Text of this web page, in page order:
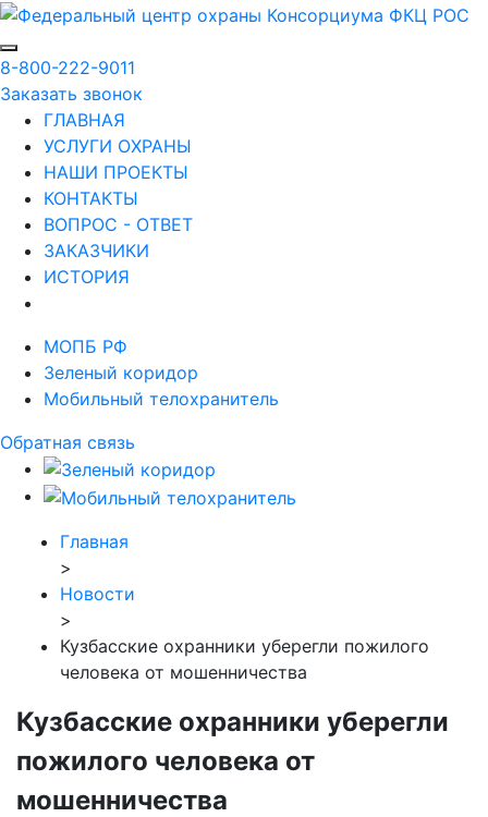
8-800-222-9011
Заказать звонок
ГЛАВНАЯ
УСЛУГИ ОХРАНЫ
НАШИ ПРОЕКТЫ
КОНТАКТЫ
ВОПРОС - ОТВЕТ
ЗАКАЗЧИКИ
ИСТОРИЯ
МОПБ РФ
Зеленый коридор
Мобильный телохранитель
Обратная связь
Главная
>
Новости
>
Кузбасские охранники уберегли пожилого
человека от мошенничества
Кузбасские охранники уберегли
пожилого человека от
мошенничества